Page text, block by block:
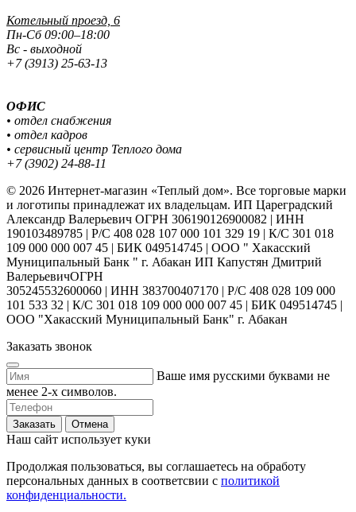
Котельный проезд, 6
Пн-Сб 09:00–18:00
Вс - выходной
+7 (3913) 25-63-13
ОФИС
• отдел снабжения
• отдел кадров
• сервисный центр Теплого дома
+7 (3902) 24-88-11
© 2026 Интернет-магазин «Теплый дом». Все торговые марки
и логотипы принадлежат их владельцам. ИП Цареградский
Александр Валерьевич ОГРН 306190126900082 | ИНН
190103489785 | Р/С 408 028 107 000 101 329 19 | К/С 301 018
109 000 000 007 45 | БИК 049514745 | ООО " Хакасский
Муниципальный Банк " г. Абакан ИП Капустян Дмитрий
ВалерьевичОГРН
305245532600060 | ИНН 383700407170 | Р/С 408 028 109 000
101 533 32 | К/С 301 018 109 000 000 007 45 | БИК 049514745 |
ООО "Хакасский Муниципальный Банк" г. Абакан
Заказать звонок
Ваше имя русскими буквами не
менее 2-х символов.
Заказать Отмена
Наш сайт использует куки
Продолжая пользоваться, вы соглашаетесь на обработу
персональных данных в соответсвии с политикой
конфиденциальности.